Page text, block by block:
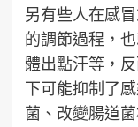
另有些人在感
的調節過程，
體出點汗等，
下可能抑制了
菌、改變腸道菌